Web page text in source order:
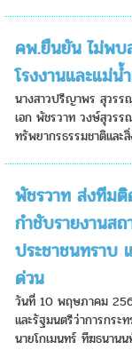
คพ.ยืนยัน ไม่พบ
โรงงานและแม่น้
นางสาวปรีญาพร สุวรร
เอก พัชรวาท วงษ์สุวร
ทรัพยากรธรรมชาติและ
พัชรวาท ส่งทีมติ
กำชับรายงานส
ประชาชนทราบ
ด่วน
วันที่ 10 พฤษภาคม
และรัฐมนตรีว่าการกระ
นายโกเมนทร์ ทีฆธนาน